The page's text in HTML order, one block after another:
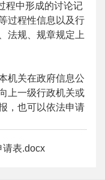
程中形成的讨论记
过程性信息以及行
法规、规章规定上
机关在政府信息公
上一级行政机关或
，也可以依法申请
请表.docx